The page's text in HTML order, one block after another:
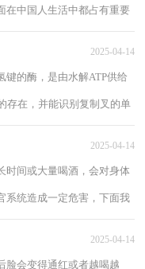
在中国人生活中都占有重要
2025-04-14
键的酶，是由水解ATP供给
存在，并能识别复制叉的单
2025-04-14
时间或大量喝酒，会对身体
系统造成一定危害，下面我
2025-04-14
脸会变得通红或者越喝越